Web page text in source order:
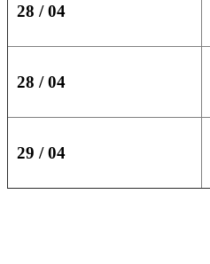
28 / 04
28 / 04
29 / 04